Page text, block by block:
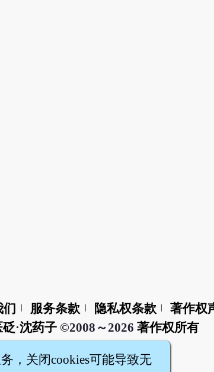
服务条款 隐私权条款
著作权
砭·沈药子©2008～2026 著作权所有
，关闭cookies可能导致无